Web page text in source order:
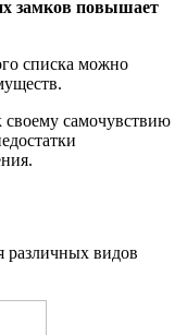
замков повышает
списка можно
своему самочувствию
различных видов